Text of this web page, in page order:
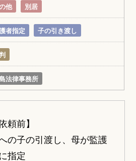
他 別居
者指定 子の引き渡し
法律事務所
頼前】
の子の引渡し、母が監護
指定